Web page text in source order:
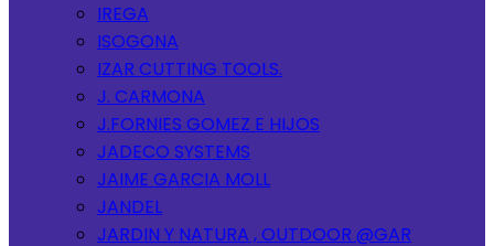
IREGA
ISOGONA
IZAR CUTTING TOOLS.
J. CARMONA
J.FORNIES GOMEZ E HIJOS
JADECO SYSTEMS
JAIME GARCIA MOLL
JANDEL
JARDIN Y NATURA , OUTDOOR @GAR